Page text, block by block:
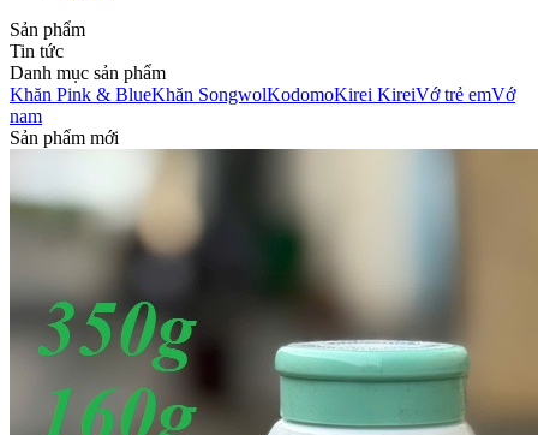
Sản phẩm
Tin tức
Danh mục sản phẩm
Khăn Pink & BlueKhăn SongwolKodomoKirei KireiVớ trẻ emVớ
nam
Sản phẩm mới